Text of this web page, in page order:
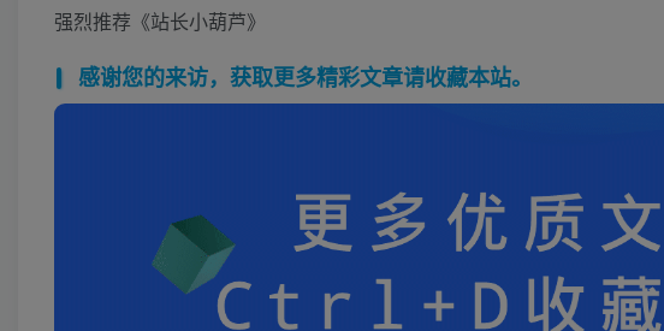
强烈推荐《站长小葫芦》
感谢您的来访，获取更多精彩文章请收藏本站。